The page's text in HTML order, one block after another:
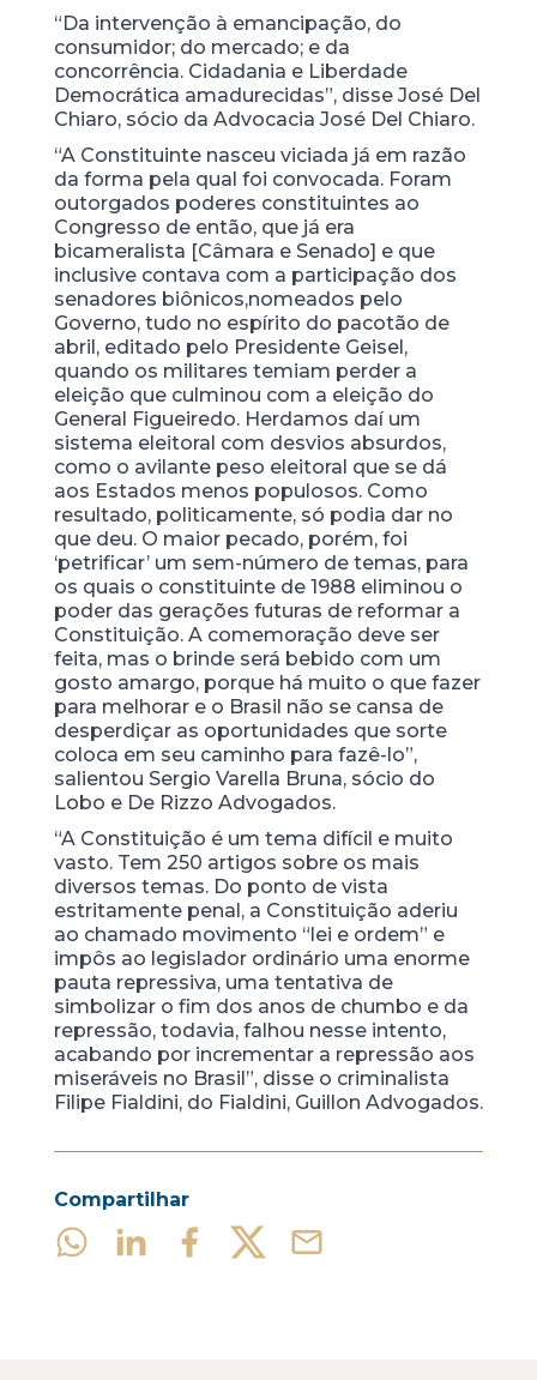
“Da intervenção à emancipação, do
consumidor; do mercado; e da
concorrência. Cidadania e Liberdade
Democrática amadurecidas”, disse José Del
Chiaro, sócio da Advocacia José Del Chiaro.
“A Constituinte nasceu viciada já em razão
da forma pela qual foi convocada. Foram
outorgados poderes constituintes ao
Congresso de então, que já era
bicameralista [Câmara e Senado] e que
inclusive contava com a participação dos
senadores biônicos,nomeados pelo
Governo, tudo no espírito do pacotão de
abril, editado pelo Presidente Geisel,
quando os militares temiam perder a
eleição que culminou com a eleição do
General Figueiredo. Herdamos daí um
sistema eleitoral com desvios absurdos,
como o avilante peso eleitoral que se dá
aos Estados menos populosos. Como
resultado, politicamente, só podia dar no
que deu. O maior pecado, porém, foi
‘petrificar’ um sem-número de temas, para
os quais o constituinte de 1988 eliminou o
poder das gerações futuras de reformar a
Constituição. A comemoração deve ser
feita, mas o brinde será bebido com um
gosto amargo, porque há muito o que fazer
para melhorar e o Brasil não se cansa de
desperdiçar as oportunidades que sorte
coloca em seu caminho para fazê-lo”,
salientou Sergio Varella Bruna, sócio do
Lobo e De Rizzo Advogados.
“A Constituição é um tema difícil e muito
vasto. Tem 250 artigos sobre os mais
diversos temas. Do ponto de vista
estritamente penal, a Constituição aderiu
ao chamado movimento “lei e ordem” e
impôs ao legislador ordinário uma enorme
pauta repressiva, uma tentativa de
simbolizar o fim dos anos de chumbo e da
repressão, todavia, falhou nesse intento,
acabando por incrementar a repressão aos
miseráveis no Brasil”, disse o criminalista
Filipe Fialdini, do Fialdini, Guillon Advogados.
Compartilhar